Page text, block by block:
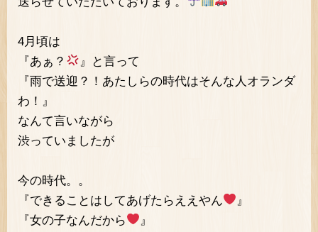
4月頃は
『あぁ？
』と言って
『雨で送迎？！あたしらの時代はそんな人オランダ
わ！』
なんて言いながら
渋っていましたが
今の時代。。
『できることはしてあげたらええやん
』
『女の子なんだから
』